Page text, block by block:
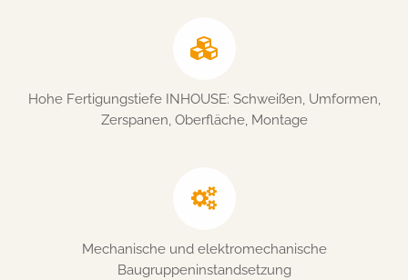
Hohe Fertigungstiefe INHOUSE: Schweißen, Umformen,
Zerspanen, Oberfläche, Montage
Mechanische und elektromechanische
Baugruppeninstandsetzung
Speichert, über welchen Link der Nutzer auf die Website
gelangt ist.
Um Inhalte von Videoplattformen und Social Media
Plattformen anzeigen zu können, werden von diesen